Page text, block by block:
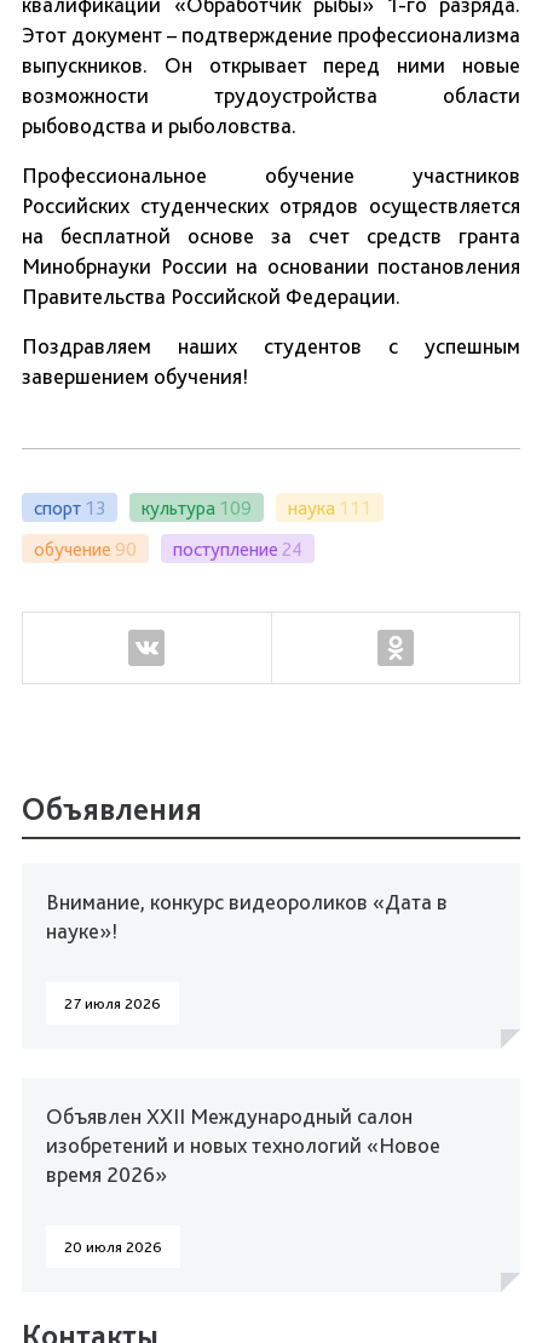
Этот документ – подтверждение профессионализма
выпускников. Он открывает перед ними новые
возможности трудоустройства области
рыбоводства и рыболовства.
Профессиональное обучение участников
Российских студенческих отрядов осуществляется
на бесплатной основе за счет средств гранта
Минобрнауки России на основании постановления
Правительства Российской Федерации.
Поздравляем наших студентов с успешным
завершением обучения!
спорт 13 культура 109 наука 111
обучение 90 поступление 24
Объявления
Внимание, конкурс видеороликов «Дата в
науке»!
27 июля 2026
Объявлен XXII Международный салон
изобретений и новых технологий «Новое
время 2026»
20 июля 2026
Контакты